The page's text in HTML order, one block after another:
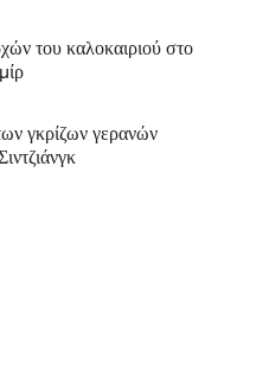
του καλοκαιριού στο
γκρίζων γερανών